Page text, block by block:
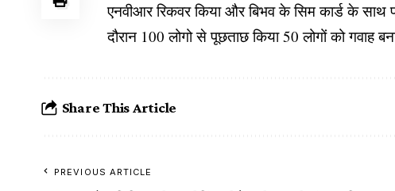
एनवीआर रिकवर किया और बिभव के सिम कार्ड के
दौरान 100 लोगो से पूछताछ किया 50 लोगों को गवाह
Share This Article
PREVIOUS ARTICLE